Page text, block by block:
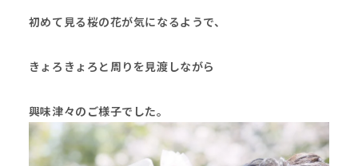
初めて見る桜の花が気になるようで、
きょろきょろと周りを見渡しながら
興味津々のご様子でした。